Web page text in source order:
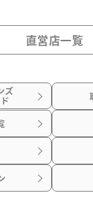
直営店一覧
ズ